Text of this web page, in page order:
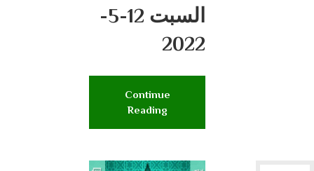
السبت 12-5-
2022
Continue
Reading